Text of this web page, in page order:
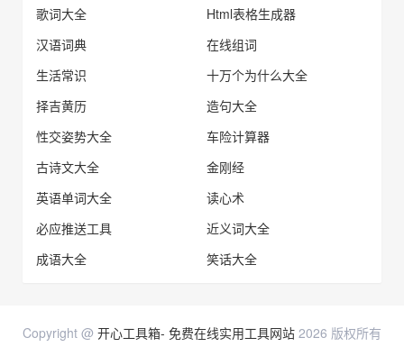
歌词大全
Html表格生成器
汉语词典
在线组词
生活常识
十万个为什么大全
择吉黄历
造句大全
性交姿势大全
车险计算器
古诗文大全
金刚经
英语单词大全
读心术
必应推送工具
近义词大全
成语大全
笑话大全
Copyright @ 开心工具箱- 免费在线实用工具网站 2026 版权所有